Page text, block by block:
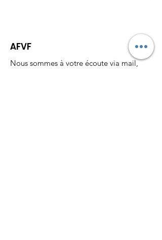
AFVF
Nous sommes à votre écoute via mail,